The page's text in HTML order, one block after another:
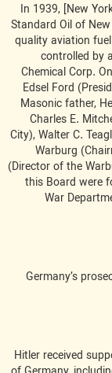
In 1939, [New
Standard Oil of
quality aviation
controlled by
Chemical Corp.
Edsel Ford
Masonic father,
Charles E.
City), Walter C.
Warburg
(Director of the
this Board were
War
“Germany’s
Hitler received